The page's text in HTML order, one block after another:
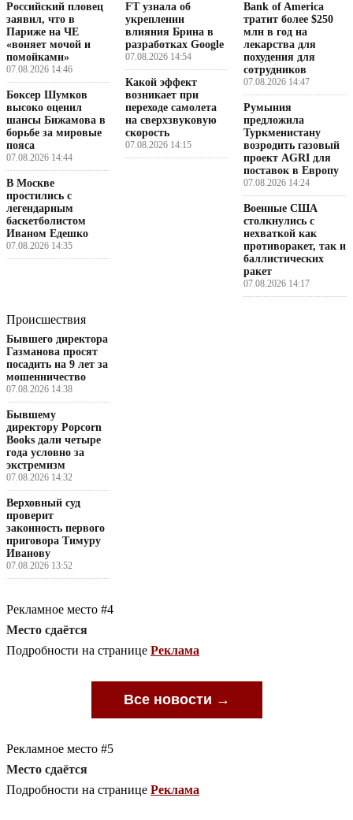
Российский пловец
заявил, что в
Париже на ЧЕ
«воняет мочой и
помойками»
07.08.2026 14:46
Боксер Шумков
высоко оценил
шансы Бижамова в
борьбе за мировые
пояса
07.08.2026 14:44
В Москве
простились с
легендарным
баскетболистом
Иваном Едешко
07.08.2026 14:35
FT узнала об
укреплении
влияния Брина в
разработках Google
07.08.2026 14:54
Какой эффект
возникает при
переходе самолета
на сверхзвуковую
скорость
07.08.2026 14:15
Bank of America
тратит более $250
млн в год на
лекарства для
похудения для
сотрудников
07.08.2026 14:47
Румыния
предложила
Туркменистану
возродить газовый
проект AGRI для
поставок в Европу
07.08.2026 14:24
Военные США
столкнулись с
нехваткой как
противоракет, так и
баллистических
ракет
07.08.2026 14:17
Происшествия
Бывшего директора
Газманова просят
посадить на 9 лет за
мошенничество
07.08.2026 14:38
Бывшему
директору Popcorn
Books дали четыре
года условно за
экстремизм
07.08.2026 14:32
Верховный суд
проверит
законность первого
приговора Тимуру
Иванову
07.08.2026 13:52
Рекламное место #4
Место сдаётся
Подробности на странице Реклама
Все новости →
Рекламное место #5
Место сдаётся
Подробности на странице Реклама